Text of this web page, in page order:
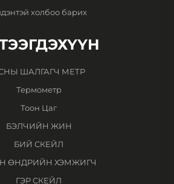
холбоо барих
ШАЛГАГЧ МЕТР
Термометр
Тоон Цаг
БЭЛЧИЙН ЖИН
БИЙ СКЕЙЛ
ӨНДРИЙН ХЭМЖИГЧ
ГЭР СКЕЙЛ